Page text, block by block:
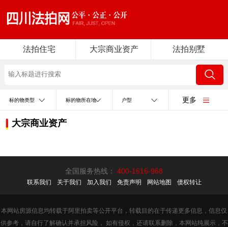
法拍住宅 大宗商业资产 法拍别墅
标的物类型 标的物所在地 户型 更多
大宗商业资产
全国服务热线： 400-1616-968
联系我们 关于我们 加入我们 免责声明 网站地图 债权转让
本网站房源信息均转载于阿里拍卖等公开平台，转载目的在于传递更多信息，信息仅
供参考，请自行了解确认并承担风险， 如有侵权，还请联系删除，本网站纯展示，不